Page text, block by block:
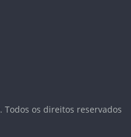
. Todos os direitos reservados